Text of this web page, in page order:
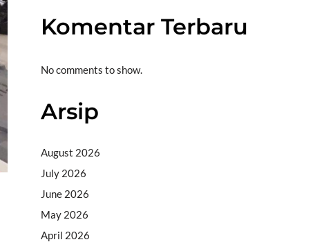
Komentar Terbaru
No comments to show.
Arsip
August 2026
July 2026
June 2026
May 2026
April 2026